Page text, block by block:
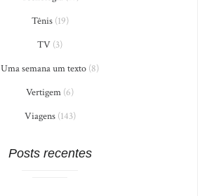
Tênis(19)
TV (3)
Uma semana um texto (8)
Vertigem (6)
Viagens(143)
Posts recentes